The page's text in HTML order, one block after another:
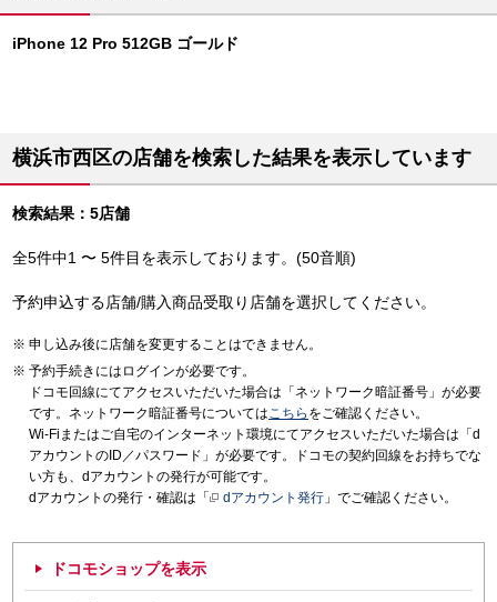
iPhone 12 Pro 512GB ゴールド
横浜市西区の店舗を検索した結果を表示しています
検索結果：5店舗
全5件中1 〜 5件目を表示しております。(50音順)
予約申込する店舗/購入商品受取り店舗を選択してください。
申し込み後に店舗を変更することはできません。
予約手続きにはログインが必要です。
ドコモ回線にてアクセスいただいた場合は「ネットワーク暗証番号」が必要
です。ネットワーク暗証番号についてはこちら をご確認ください。
Wi-Fiまたはご自宅のインターネット環境にてアクセスいただいた場合は「d
アカウントのID／パスワード」が必要です。ドコモの契約回線をお持ちでな
い方も、dアカウントの発行が可能です。
dアカウントの発行・確認は「
dアカウント発行 」でご確認ください。
ドコモショップを表示